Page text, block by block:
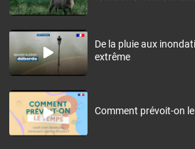
De la pluie aux
extrême
Comment prévoit-on